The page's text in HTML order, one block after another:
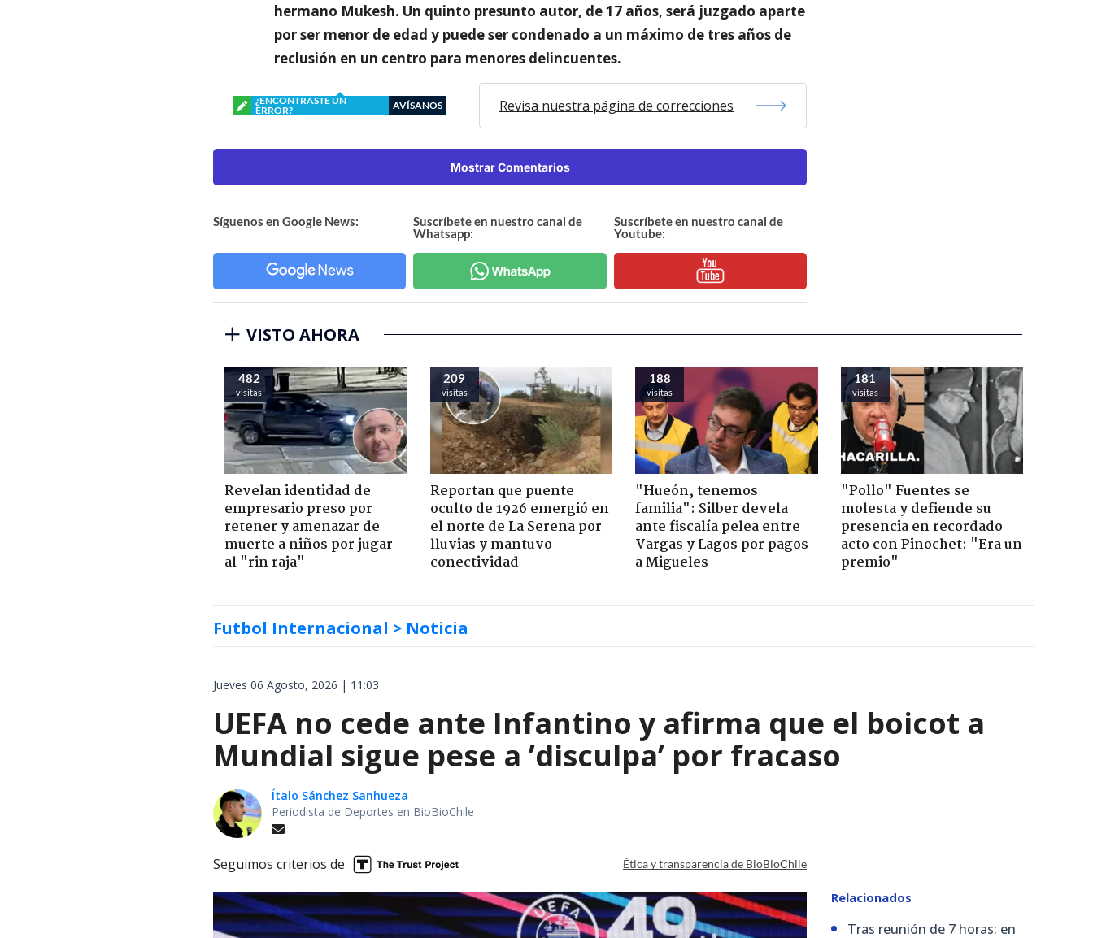
hermano Mukesh. Un quinto presunto autor, de 17 años, será juzgado aparte
por ser menor de edad y puede ser condenado a un máximo de tres años de
reclusión en un centro para menores delincuentes.
¿ENCONTRASTE UN
ERROR?
AVÍSANOS Revisa nuestra página de correcciones
Mostrar Comentarios
Síguenos en Google News:
Suscríbete en nuestro canal de
Whatsapp:
Suscríbete en nuestro canal de
Youtube:
VISTO AHORA
482
visitas
Revelan identidad de
empresario preso por
retener y amenazar de
muerte a niños por jugar
al "rin raja"
209
visitas
Reportan que puente
oculto de 1926 emergió en
el norte de La Serena por
lluvias y mantuvo
conectividad
188
visitas
"Hueón, tenemos
familia": Silber devela
ante fiscalía pelea entre
Vargas y Lagos por pagos
a Migueles
181
visitas
"Pollo" Fuentes se
molesta y defiende su
presencia en recordado
acto con Pinochet: "Era un
premio"
Futbol Internacional > Noticia
Jueves 06 Agosto, 2026 | 11:03
UEFA no cede ante Infantino y afirma que el boicot a
Mundial sigue pese a ’disculpa’ por fracaso
Ítalo Sánchez Sanhueza
Periodista de Deportes en BioBioChile
Seguimos criterios de Ética y transparencia de BioBioChile
Relacionados
Tras reunión de 7 horas: en